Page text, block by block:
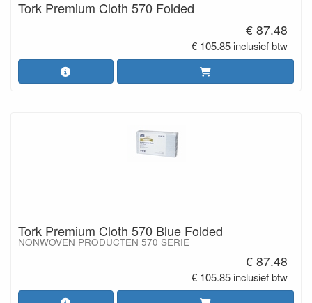
Tork Premium Cloth 570 Folded
€ 87.48
€ 105.85 inclusief btw
Tork Premium Cloth 570 Blue Folded
NONWOVEN PRODUCTEN 570 SERIE
€ 87.48
€ 105.85 inclusief btw